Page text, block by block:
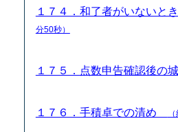
１７４．和了者がいないと
分50秒）
１７５．点数申告確認後の
１７６．手積卓での清め